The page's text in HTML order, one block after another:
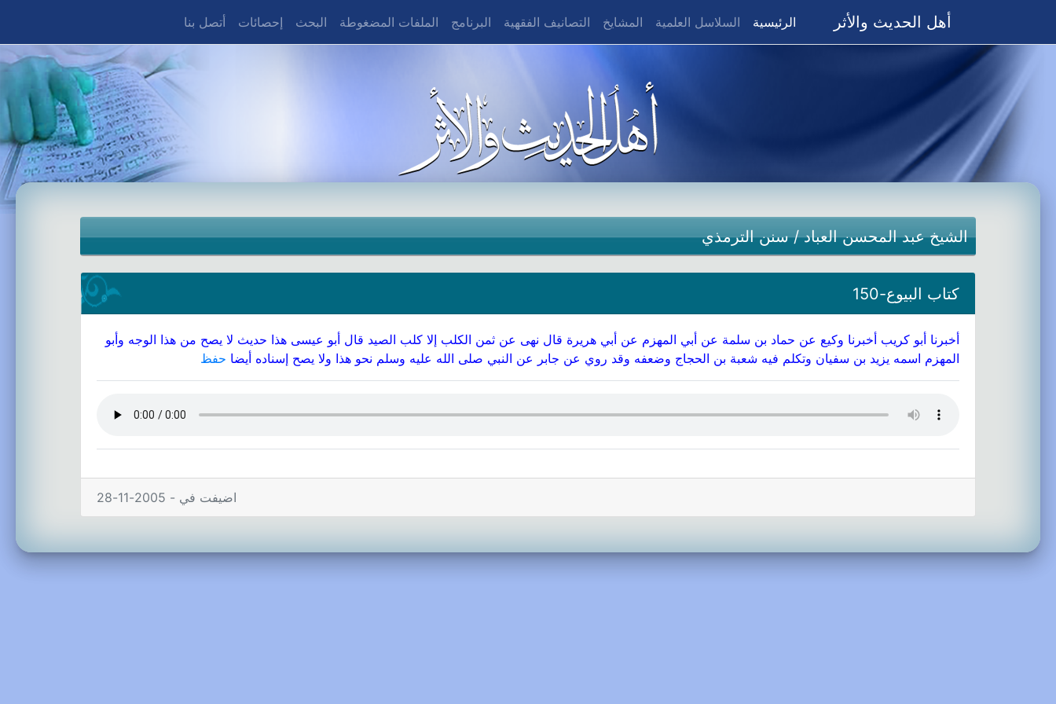
أهل الحديث والأثر الرئيسية السلاسل العلمية المشايخ التصانيف الفقهية البرنامج الملفات المضغوطة البحث إحصائات أتصل بنا
الشيخ عبد المحسن العباد/سنن الترمذي
كتاب البيوع-150
أخبرنا أبو كريب أخبرنا وكيع عن حماد بن سلمة عن أبي المهزم عن أبي هريرة قال نهى عن ثمن الكلب إلا كلب الصيد قال أبو عيسى هذا حديث لا يصح من هذا الوجه وأبو
المهزم اسمه يزيد بن سفيان وتكلم فيه شعبة بن الحجاج وضعفه وقد روي عن جابر عن النبي صلى الله عليه وسلم نحو هذا ولا يصح إسناده أيضا حفظ
اضيفت في - 2005-11-28